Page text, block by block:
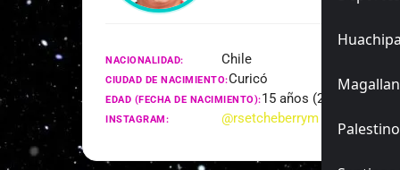
Palestino
NACIONALIDAD: Chile
CIUDAD DE NACIMIENTO:Curicó
EDAD (FECHA DE NACIMIENTO):15 años (23/05/2011)
INSTAGRAM: @rsetcheberrym